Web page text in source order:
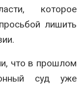
которое
лишить
что в прошлом
суд уже